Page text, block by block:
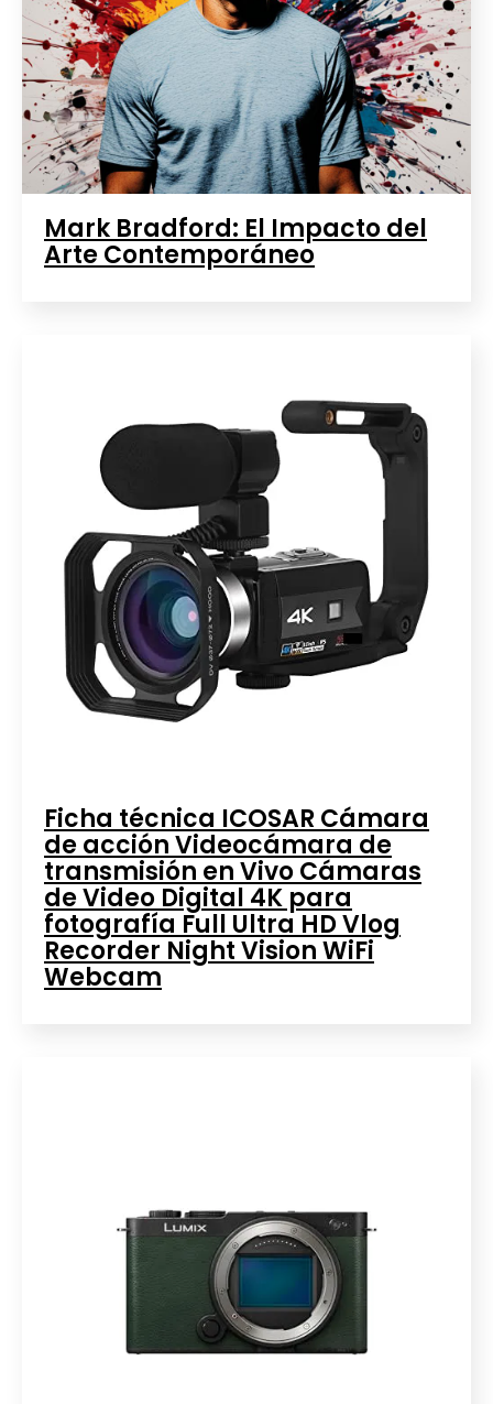
Mark Bradford: El Impacto del
Arte Contemporáneo
Ficha técnica ICOSAR Cámara
de acción Videocámara de
transmisión en Vivo Cámaras
de Video Digital 4K para
fotografía Full Ultra HD Vlog
Recorder Night Vision WiFi
Webcam